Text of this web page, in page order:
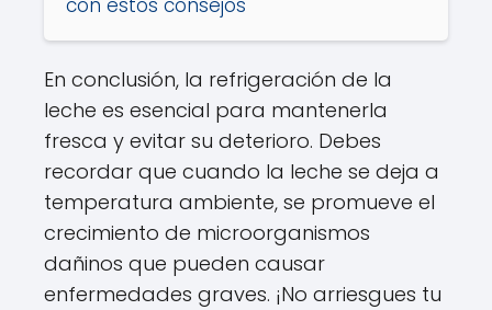
con estos consejos
En conclusión, la refrigeración de la
leche es esencial para mantenerla
fresca y evitar su deterioro. Debes
recordar que cuando la leche se deja a
temperatura ambiente, se promueve el
crecimiento de microorganismos
dañinos que pueden causar
enfermedades graves. ¡No arriesgues tu